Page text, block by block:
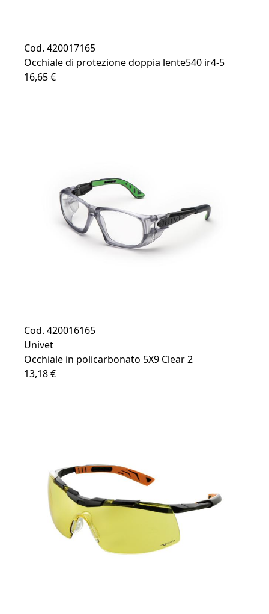
Cod. 420017165
Occhiale di protezione doppia lente540 ir4-5
16,65 €
Cod. 420016165
Univet
Occhiale in policarbonato 5X9 Clear 2
13,18 €